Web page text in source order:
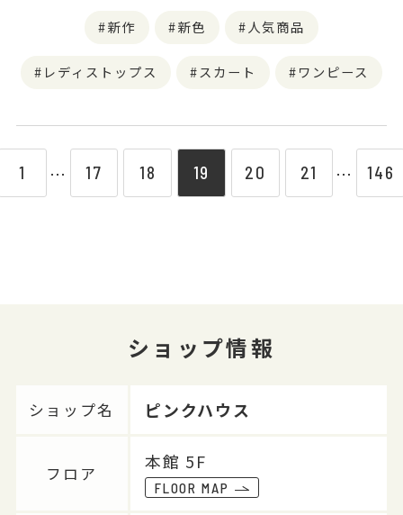
新作 新色 人気商品
レディストップス スカート ワンピース
1 ⋯ 17 18 19 20 21 ⋯ 146
ショップ情報
ショップ名 ピンクハウス
フロア
本館 5F
FLOOR MAP